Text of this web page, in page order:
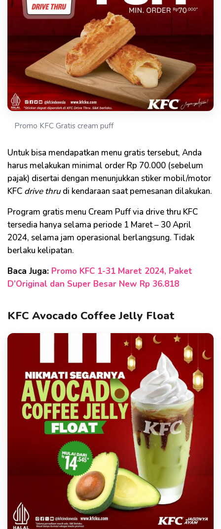
Promo KFC Gratis cream puff
Untuk bisa mendapatkan menu gratis tersebut, Anda
harus melakukan minimal order Rp 70.000 (sebelum
pajak) disertai dengan menunjukkan stiker mobil/motor
KFC drive thrudi kendaraan saat pemesanan dilakukan.
Program gratis menu Cream Puff via drive thru KFC
tersedia hanya selama periode 1 Maret – 30 April
2024, selama jam operasional berlangsung. Tidak
berlaku kelipatan.
Baca Juga: Promo KFC 1-31 Maret 2024, Paket
D’Original dan Super Besar New Rp 36.818
KFC Avocado Coffee Jelly Float